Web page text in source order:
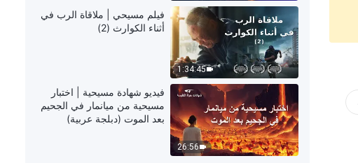
8:07
في شرق العالم بمجد
5:19
بالكامل
1:34:45
فيلم مسيحي | ملاقاة الرب في
أثناء الكوارث (2)
26:56
فيديو شهادة مسيحية | اختبار
مسيحية من ميانمار في الجحيم
بعد الموت (دبلجة عربية)